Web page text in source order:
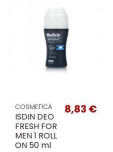
COSMETICA
ISDIN DEO
FRESH FOR
MEN 1 ROLL
ON 50 ml
8,83 €